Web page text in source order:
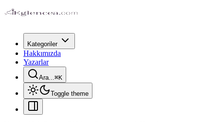
Kategoriler
Hakkımızda
Yazarlar
Ara...⌘K
Toggle theme